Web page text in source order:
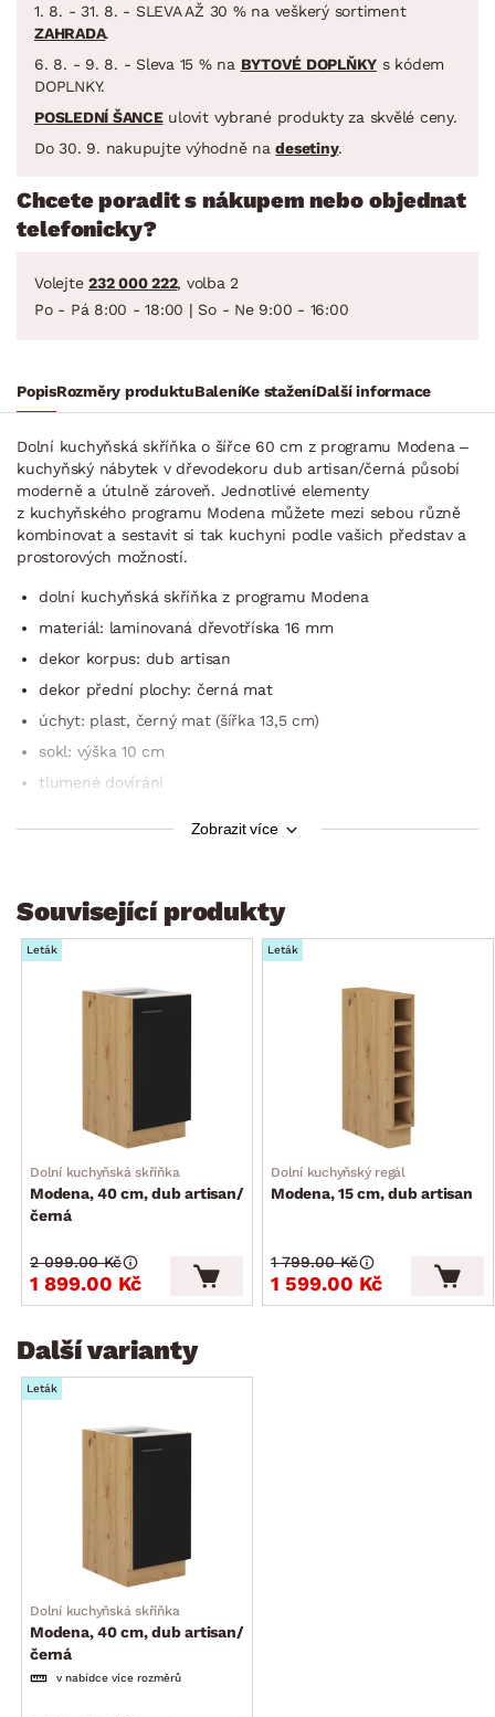
1. 8. - 31. 8. - SLEVA AŽ 30 % na veškerý sortiment
ZAHRADA.
6. 8. - 9. 8. - Sleva 15 % na BYTOVÉ DOPLŇKY s kódem
DOPLNKY.
POSLEDNÍ ŠANCEulovit vybrané produkty za skvělé ceny.
Do 30. 9. nakupujte výhodně nadesetiny.
Chcete poradit s nákupem nebo objednat
telefonicky?
Volejte 232 000 222, volba 2
Po - Pá 8:00 - 18:00 | So - Ne 9:00 - 16:00
PopisRozměry produktuBaleníKe staženíDalší informace
Dolní kuchyňská skříňka o šířce 60 cm z programu Modena –
kuchyňský nábytek v dřevodekoru dub artisan/černá působí
moderně a útulně zároveň. Jednotlivé elementy
z kuchyňského programu Modena můžete mezi sebou různě
kombinovat a sestavit si tak kuchyni podle vašich představ a
prostorových možností.
dolní kuchyňská skříňka z programu Modena
materiál: laminovaná dřevotříska 16 mm
dekor korpus: dub artisan
dekor přední plochy: černá mat
úchyt: plast, černý mat (šířka 13,5 cm)
sokl: výška 10 cm
tlumené dovírání
prostor, 1 x police)
šířka: 60 cm
výška: 82 cm (bez pracovní desky)
hloubka: 52 cm (hloubka po osazení pracovní desky 60 cm)
dodáváno v demontu
Zobrazit více
Související produkty
Leták
Dolní kuchyňská skříňka
Modena, 40 cm, dub artisan/
černá
1 899.00 Kč
2 099.00 Kč
Leták
Dolní kuchyňský regál
Modena, 15 cm, dub artisan
1 599.00 Kč
1 799.00 Kč
Další varianty
Leták
Dolní kuchyňská skříňka
Modena, 40 cm, dub artisan/
černá
v nabídce více rozměrů